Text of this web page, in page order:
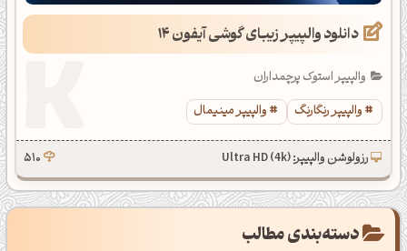
دانلود والپیپر زیبای گوشی آیفون 14
والپیپر استوک پرچمداران
والپیپر رنگارنگ
والپیپر مینیمال
رزولوشن والپیپر: Ultra HD (4k) 510
دسته‌بندی مطالب